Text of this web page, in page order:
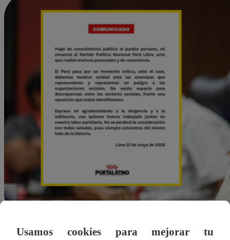
Agustín Sosa
Usamos cookies para mejorar tu